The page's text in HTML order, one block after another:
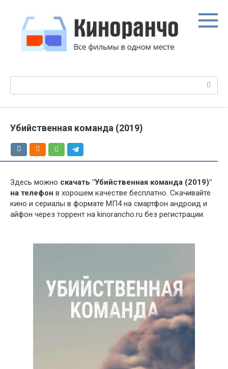
контенту
Убийственная команда (2019)
Здесь можно скачать "Убийственная команда (2019)"
на телефон в хорошем качестве бесплатно. Скачивайте
кино и сериалы в формате МП4 на смартфон андроид и
айфон через торрент на kinorancho.ru без регистрации.